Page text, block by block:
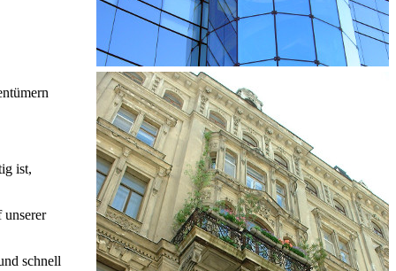
ist,
unserer
schnell